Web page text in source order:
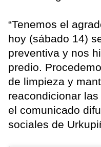
“Tenemos el
hoy (sábado 14)
preventiva y nos
predio.
de limpieza y
reacondicionar
el comunicado
sociales de